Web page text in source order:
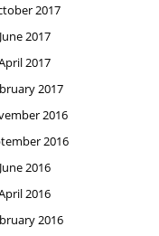
2017
June 2017
2017
2017
2016
2016
June 2016
2016
2016